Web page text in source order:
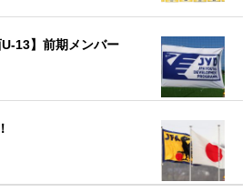
U-13】前期メンバー